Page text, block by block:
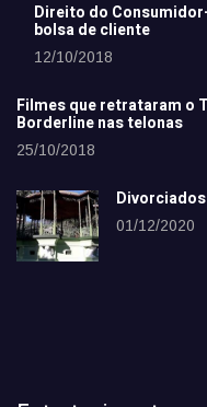
Direito do
bolsa de cliente
12/10/2018
Filmes que retrataram o
Borderline nas telonas
25/10/2018
01/12/2020